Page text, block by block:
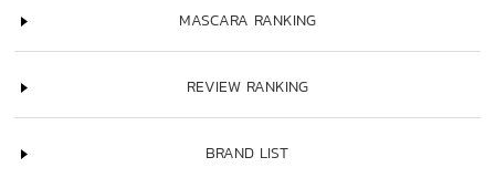
MASCARA RANKING
REVIEW RANKING
BRAND LIST